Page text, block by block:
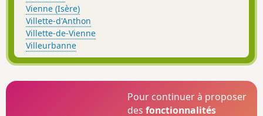
Vienne (Isère)
Villette-d'Anthon
Villette-de-Vienne
Villeurbanne
Pour continuer à proposer
desfonctionnalités